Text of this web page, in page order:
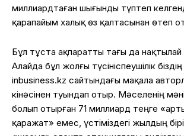
миллиардтаған шығынды түптеп
қарапайым халық өз қалтасынан өтеп
Бұл тұста ақпаратты тағы да
Алайда бұл жолғы түсініспеушілік
inbusiness.kz сайтындағы мақала
кінәсінен туындап отыр. Мәселенің
болып отырған 71 миллиард теңге
қаражат» емес, үстіміздегі жылдың